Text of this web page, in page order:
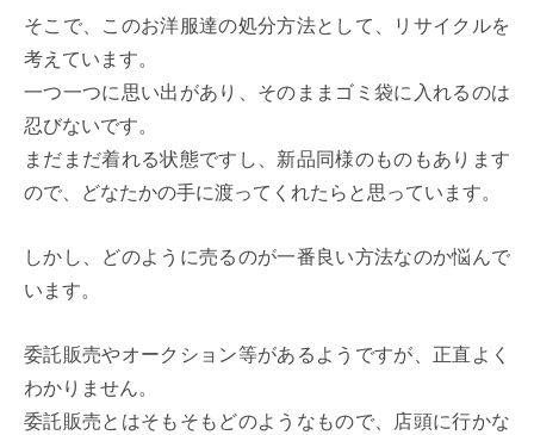
そこで、このお洋服達の処分方法として、リサイクルを
考えています。
一つ一つに思い出があり、そのままゴミ袋に入れるのは
忍びないです。
まだまだ着れる状態ですし、新品同様のものもあります
ので、どなたかの手に渡ってくれたらと思っています。
しかし、どのように売るのが一番良い方法なのか悩んで
います。
委託販売やオークション等があるようですが、正直よく
わかりません。
委託販売とはそもそもどのようなもので、店頭に行かな